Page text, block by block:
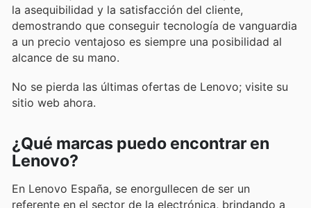
la asequibilidad y la satisfacción del cliente,
demostrando que conseguir tecnología de vanguardia
a un precio ventajoso es siempre una posibilidad al
alcance de su mano.
No se pierda las últimas ofertas de Lenovo; visite su
sitio web ahora.
¿Qué marcas puedo encontrar en
Lenovo?
En Lenovo España, se enorgullecen de ser un
referente en el sector de la electrónica, brindando a